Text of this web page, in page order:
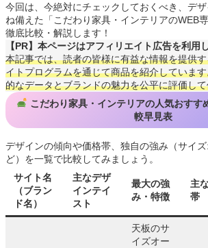
今回は、今絶対にチェックしておくべき、デ
ね備えた「こだわり家具・インテリアのWEB
徹底比較・解説します！
【PR】本ページはアフィリエイト広告を利用
本記事では、読者の皆様に有益な情報を提供
イトプログラムを通じて商品を紹介していま
的なデータとブランドの魅力を公平に評価し
こだわり家具・インテリアの人気おすす
較早見表
デザインの傾向や価格帯、独自の強み（サイ
ど）を一覧で比較してみましょう。
サイト名
（ブラン
ド名）
主なデザ
インテイ
スト
最大の強
み・特徴
主
帯
天板のサ
イズオー